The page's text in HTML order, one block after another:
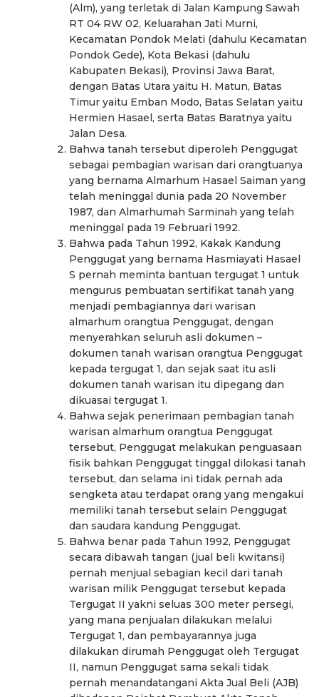
(Alm), yang terletak di Jalan Kampung Sawah
RT 04 RW 02, Keluarahan Jati Murni,
Kecamatan Pondok Melati (dahulu Kecamatan
Pondok Gede), Kota Bekasi (dahulu
Kabupaten Bekasi), Provinsi Jawa Barat,
dengan Batas Utara yaitu H. Matun, Batas
Timur yaitu Emban Modo, Batas Selatan yaitu
Hermien Hasael, serta Batas Baratnya yaitu
Jalan Desa.
Bahwa tanah tersebut diperoleh Penggugat
sebagai pembagian warisan dari orangtuanya
yang bernama Almarhum Hasael Saiman yang
telah meninggal dunia pada 20 November
1987, dan Almarhumah Sarminah yang telah
meninggal pada 19 Februari 1992.
Bahwa pada Tahun 1992, Kakak Kandung
Penggugat yang bernama Hasmiayati Hasael
S pernah meminta bantuan tergugat 1 untuk
mengurus pembuatan sertifikat tanah yang
menjadi pembagiannya dari warisan
almarhum orangtua Penggugat, dengan
menyerahkan seluruh asli dokumen –
dokumen tanah warisan orangtua Penggugat
kepada tergugat 1, dan sejak saat itu asli
dokumen tanah warisan itu dipegang dan
dikuasai tergugat 1.
Bahwa sejak penerimaan pembagian tanah
warisan almarhum orangtua Penggugat
tersebut, Penggugat melakukan penguasaan
fisik bahkan Penggugat tinggal dilokasi tanah
tersebut, dan selama ini tidak pernah ada
sengketa atau terdapat orang yang mengakui
memiliki tanah tersebut selain Penggugat
dan saudara kandung Penggugat.
Bahwa benar pada Tahun 1992, Penggugat
secara dibawah tangan (jual beli kwitansi)
pernah menjual sebagian kecil dari tanah
warisan milik Penggugat tersebut kepada
Tergugat II yakni seluas 300 meter persegi,
yang mana penjualan dilakukan melalui
Tergugat 1, dan pembayarannya juga
dilakukan dirumah Penggugat oleh Tergugat
II, namun Penggugat sama sekali tidak
pernah menandatangani Akta Jual Beli (AJB)